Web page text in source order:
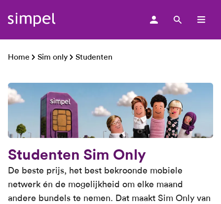
Home Sim only Studenten
Studenten Sim Only
De beste prijs, het best bekroonde mobiele
netwerk én de mogelijkheid om elke maand
andere bundels te nemen. Dat maakt Sim Only van